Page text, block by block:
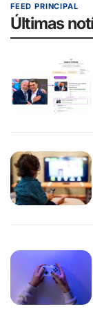
FEED PRINCIPAL
Últimas